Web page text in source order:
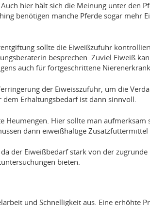
hier hält sich die Meinung unter den
benötigen manche Pferde sogar mehr
sollte die Eiweißzufuhr
besprechen. Zuviel Eiweiß
auch für fortgeschrittene
der Eiweisszufuhr, um die
Erhaltungsbedarf ist dann sinnvoll.
Hier sollte man aufmerksam
dann eiweißhaltige Zusatzfuttermittel
der Eiweißbedarf stark von der
bieten.
und Schnelligkeit aus. Eine erhöhte